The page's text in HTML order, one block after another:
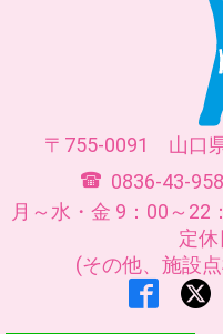
755-0091 山口
0836-43-
月～水・金 9：00～22
定休
(その他、施設